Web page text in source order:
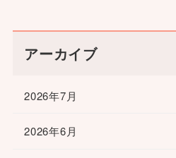
アーカイブ
2026年7月
2026年6月